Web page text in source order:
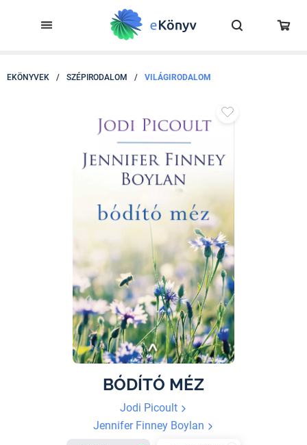
EKÖNYVEK / SZÉPIRODALOM / VILÁGIRODALOM
BÓDÍTÓ MÉZ
Jodi Picoult
Jennifer Finney Boylan